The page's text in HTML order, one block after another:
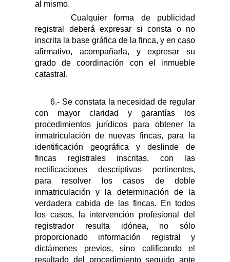
al mismo.
Cualquier forma de publicidad
registral deberá expresar si consta o no
inscrita la base gráfica de la finca, y en caso
afirmativo, acompañarla, y expresar su
grado de coordinación con el inmueble
catastral.
6.- Se constata la necesidad de regular
con mayor claridad y garantías los
procedimientos jurídicos para obtener la
inmatriculación de nuevas fincas, para la
identificación geográfica y deslinde de
fincas registrales inscritas, con las
rectificaciones descriptivas pertinentes,
para resolver los casos de doble
inmatriculación y la determinación de la
verdadera cabida de las fincas.
En todos
los casos, la intervención profesional del
registrador resulta idónea, no sólo
proporcionado información registral y
dictámenes previos, sino calificando el
resultado del procedimiento seguido ante